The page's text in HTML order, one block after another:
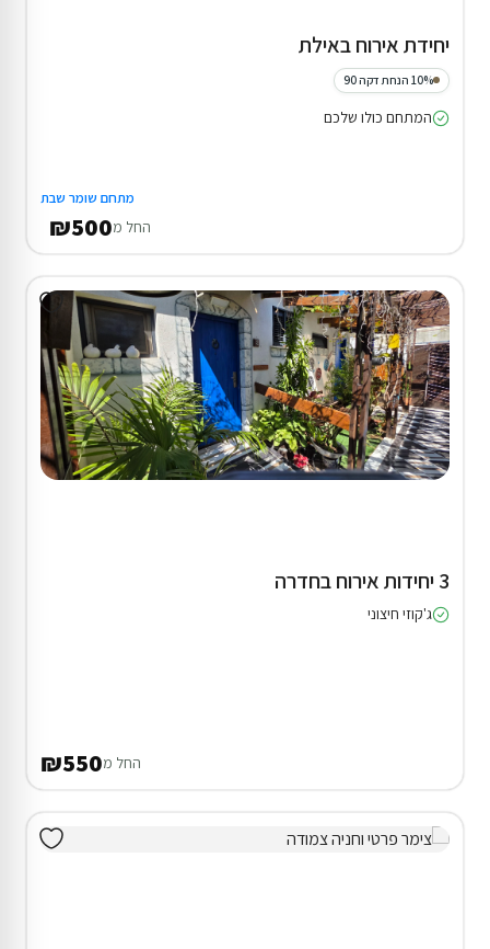
יחידת אירוח באילת
10% הנחת דקה 90
המתחם כולו שלכם
מתחם שומר שבת
החל מ₪500
3 יחידות אירוח בחדרה
ג'קוזי חיצוני
החל מ₪550